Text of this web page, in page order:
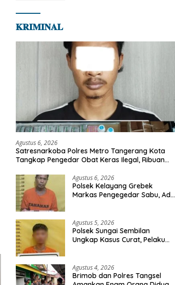
𝐊𝐑𝐈𝐌𝐈𝐍𝐀𝐋
Agustus 6, 2026
Satresnarkoba Polres Metro Tangerang Kota
Tangkap Pengedar Obat Keras Ilegal, Ribuan
Agustus 6, 2026
Polsek Kelayang Grebek
Markas Pengegedar Sabu, Ada
Agustus 5, 2026
Polsek Sungai Sembilan
Ungkap Kasus Curat, Pelaku
Agustus 4, 2026
Brimob dan Polres Tangsel